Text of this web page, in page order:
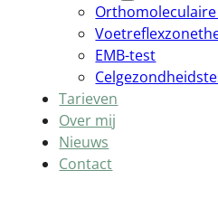
EMB-test
Tarieven
Over mij
Nieuws
Contact